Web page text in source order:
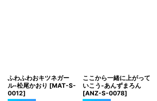
ふわふわおキツネガー
ル-松尾かおり [MAT-S-
0012]
ここから一緒に上がって
いこう-あんずまろん
[ANZ-S-0078]